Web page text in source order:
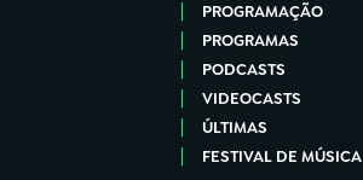
PROGRAMAÇÃO
PROGRAMAS
PODCASTS
VIDEOCASTS
ÚLTIMAS
FESTIVAL DE MÚSICA